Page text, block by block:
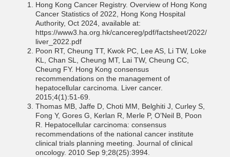
Hong Kong Cancer Registry. Overview of Hong Kong
Cancer Statistics of 2022, Hong Kong Hospital
Authority, Oct 2024, available at:
https://www3.ha.org.hk/cancereg/pdf/factsheet/2022/
liver_2022.pdf
Poon RT, Cheung TT, Kwok PC, Lee AS, Li TW, Loke
KL, Chan SL, Cheung MT, Lai TW, Cheung CC,
Cheung FY. Hong Kong consensus
recommendations on the management of
hepatocellular carcinoma. Liver cancer.
2015;4(1):51-69.
Thomas MB, Jaffe D, Choti MM, Belghiti J, Curley S,
Fong Y, Gores G, Kerlan R, Merle P, O’Neil B, Poon
R. Hepatocellular carcinoma: consensus
recommendations of the national cancer institute
clinical trials planning meeting. Journal of clinical
oncology. 2010 Sep 9;28(25):3994.